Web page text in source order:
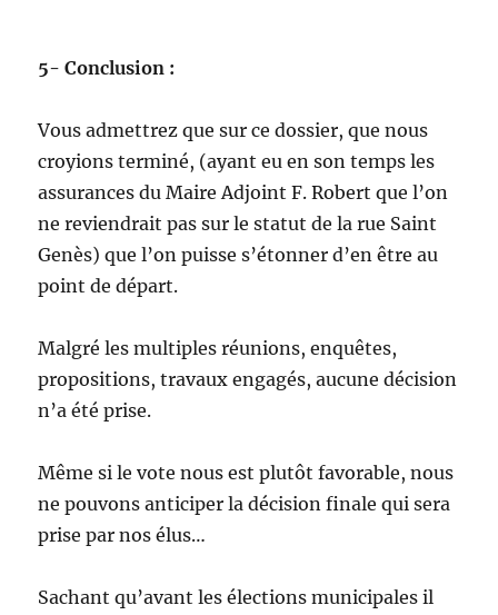
5- Conclusion :
Vous admettrez que sur ce dossier, que nous
croyions terminé, (ayant eu en son temps les
assurances du Maire Adjoint F. Robert que l’on
ne reviendrait pas sur le statut de la rue Saint
Genès) que l’on puisse s’étonner d’en être au
point de départ.
Malgré les multiples réunions, enquêtes,
propositions, travaux engagés, aucune décision
n’a été prise.
Même si le vote nous est plutôt favorable, nous
ne pouvons anticiper la décision finale qui sera
prise par nos élus…
Sachant qu’avant les élections municipales il